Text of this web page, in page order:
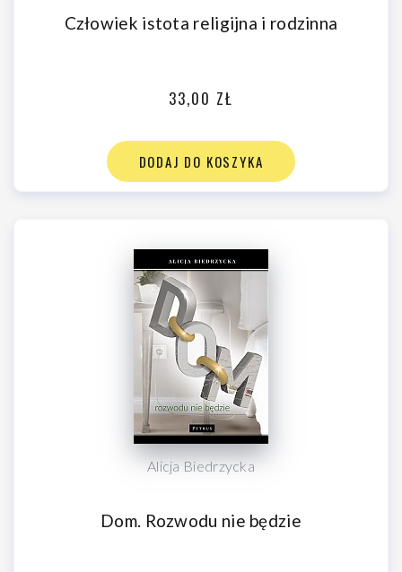
Człowiek istota religijna i rodzinna
33,00 ZŁ
DODAJ DO KOSZYKA
Alicja Biedrzycka
Dom. Rozwodu nie będzie